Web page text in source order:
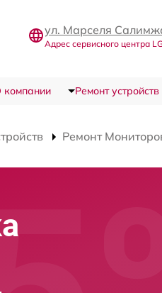
ул. Марселя
Адрес сервисного центра LG
компании Ремонт устройств
Ремонт